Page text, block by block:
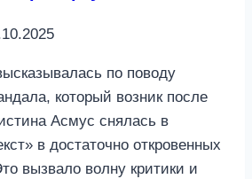
по поводу
который возник после
Асмус снялась в
в достаточно откровенных
вызвало волну критики и